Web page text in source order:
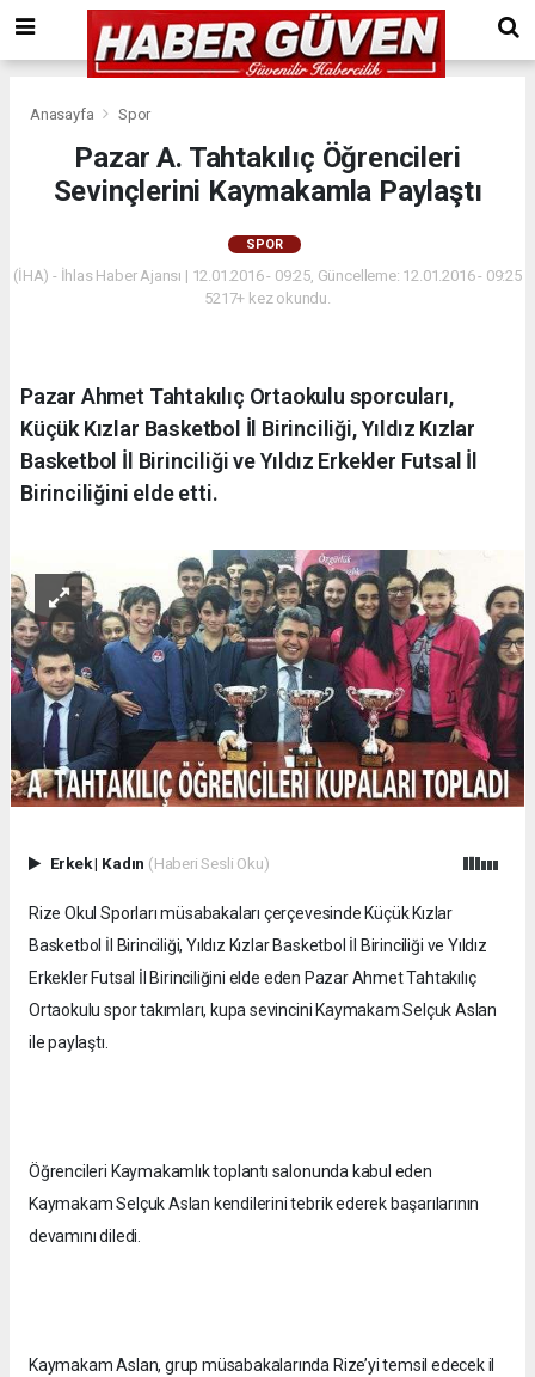
Anasayfa Spor
Pazar A. Tahtakılıç Öğrencileri
Sevinçlerini Kaymakamla Paylaştı
SPOR
(İHA) - İhlas Haber Ajansı | 12.01.2016 - 09:25, Güncelleme: 12.01.2016 - 09:25
5217+ kez okundu.
Pazar Ahmet Tahtakılıç Ortaokulu sporcuları,
Küçük Kızlar Basketbol İl Birinciliği, Yıldız Kızlar
Basketbol İl Birinciliği ve Yıldız Erkekler Futsal İl
Birinciliğini elde etti.
Erkek| Kadın (Haberi Sesli Oku)
Rize Okul Sporları müsabakaları çerçevesinde Küçük Kızlar
Basketbol İl Birinciliği, Yıldız Kızlar Basketbol İl Birinciliği ve Yıldız
Erkekler Futsal İl Birinciliğini elde eden Pazar Ahmet Tahtakılıç
Ortaokulu spor takımları, kupa sevincini Kaymakam Selçuk Aslan
ile paylaştı.
Öğrencileri Kaymakamlık toplantı salonunda kabul eden
Kaymakam Selçuk Aslan kendilerini tebrik ederek başarılarının
devamını diledi.
Kaymakam Aslan, grup müsabakalarında Rize’yi temsil edecek il